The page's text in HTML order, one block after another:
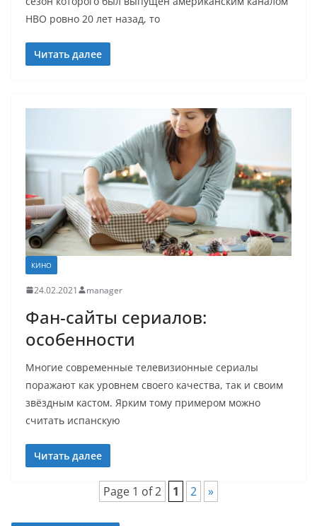
НВО ровно 20 лет назад, то
Читать далее
КИНО
24.02.2021 manager
Фан-сайты сериалов:
особенности
Многие современные телевизионные сериалы
поражают как уровнем своего качества, так и своим
звёздным кастом. Ярким тому примером можно
считать испанскую
Читать далее
Page 1 of 2 1 2 »